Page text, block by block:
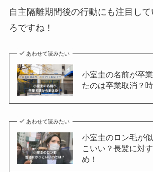
自主隔離期間後の行動にも注目し
ろですね！
あわせて読みたい
小室圭の名前が卒
たのは卒業取消？
あわせて読みたい
小室圭のロン毛が
こいい？長髪に対
め！